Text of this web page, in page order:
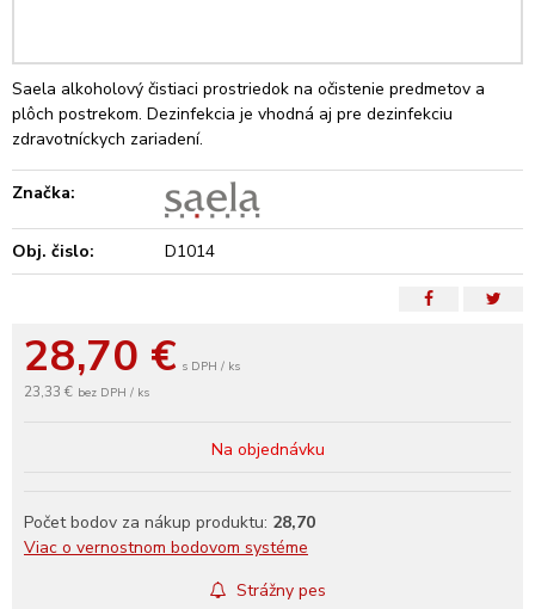
28,70 € s DPH / ks
23,33 € bez DPH / ks
Na objednávku
Počet bodov za nákup produktu: 28,70
Viac o vernostnom bodovom systéme
Strážny pes
Saela alkoholový čistiaci prostriedok na očistenie predmetov a
plôch postrekom. Dezinfekcia je vhodná aj pre dezinfekciu
zdravotníckych zariadení.
Značka:
Obj. čislo: D1014